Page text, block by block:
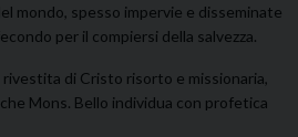
mondo, spesso impervie e disseminate
per il compiersi della salvezza.
rivestita di Cristo risorto e missionaria,
Mons. Bello individua con profetica